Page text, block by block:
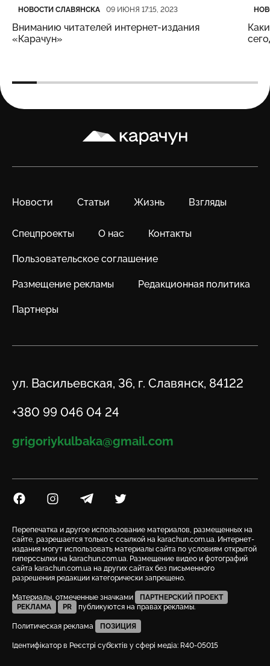
Категория
НОВОСТИ СЛАВЯНСКА
Дата публикации 09 ИЮНЯ 17:15, 2023
Вниманию читателей интернет-издания
«Карачун»
Карачун
Новости Статьи Жизнь Взгляды
Спецпроекты О нас Контакты
Пользовательское соглашение
Размещение рекламы Редакционная политика
Партнеры
Адрес
ул. Васильевская, 36, г. Славянск, 84122
Телефон
+380 99 046 04 24
Email
grigoriykulbaka@gmail.com
Посилання на Facebook
Посилання на Instagram
Посилання на Telegram
Посилання на Twitter
Перепечатка и другое использование материалов, размещенных на
сайте, разрешается только с ссылкой на karachun.com.ua. Интернет-
издания могут использовать материалы сайта по условиям открытой
гиперссылки на karachun.com.ua. Размещение видео и фотографий
сайта karachun.com.ua на других сайтах без письменного
разрешения редакции категорически запрещено.
Материалы, отмеченные значками
ПАРТНЕРСКИЙ ПРОЕКТ
РЕКЛАМА
PR публикуются на правах рекламы.
Политическая реклама ПОЗИЦИЯ
Ідентифікатор в Реєстрі суб’єктів у сфері медіа: R40-05015